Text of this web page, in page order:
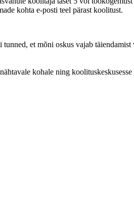
kohta e-posti teel pärast koolitust.
et mõni oskus vajab
kohale ning